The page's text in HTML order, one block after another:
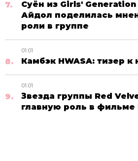
Суён из Girls' Generation
Айдол поделилась
роли в группе
01:01
Камбэк HWASA: тизер к
01:01
Звезда группы Red
главную роль в фильме